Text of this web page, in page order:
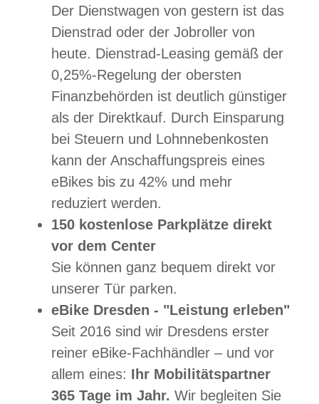
Der Dienstwagen von gestern ist das
Dienstrad oder der Jobroller von
heute. Dienstrad-Leasing gemäß der
0,25%-Regelung der obersten
Finanzbehörden ist deutlich günstiger
als der Direktkauf. Durch Einsparung
bei Steuern und Lohnnebenkosten
kann der Anschaffungspreis eines
eBikes bis zu 42% und mehr
reduziert werden.
150 kostenlose Parkplätze direkt
vor dem Center
Sie können ganz bequem direkt vor
unserer Tür parken.
eBike Dresden - "Leistung erleben"
Seit 2016 sind wir Dresdens erster
reiner eBike-Fachhändler – und vor
allem eines: Ihr Mobilitätspartner
365 Tage im Jahr. Wir begleiten Sie